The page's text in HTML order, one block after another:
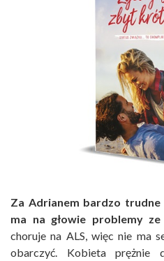
Za Adrianem bardzo
ma na głowie problemy
choruje na ALS, więc nie ma
obarczyć. Kobieta prężnie